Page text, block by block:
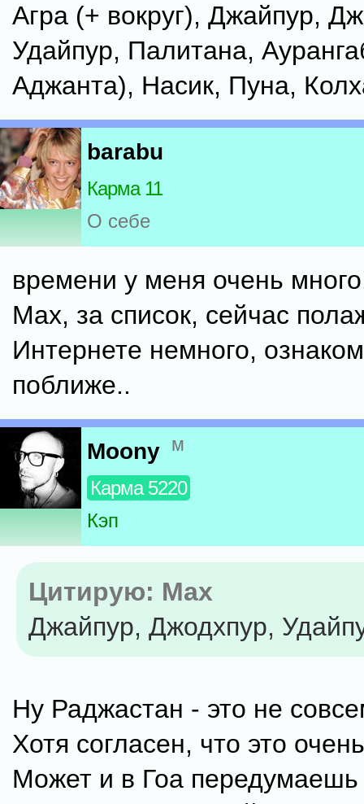
Агра (+ вокруг), Джайпур,
Удайпур, Палитана,
Аджанта), Насик, Пуна,
barabu
Карма 11
О себе
времени у меня очень
Мах, за список, сейчас
Интернете немного,
поближе..
Moony м
Карма 5220
Кэп
Цитирую: Max
Джайпур, Джодхпур,
Ну Раджастан - это не
Хотя согласен, что это
Может и в Гоа передумаешь